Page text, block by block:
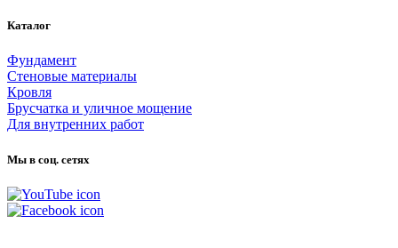
Каталог
Фундамент
Стеновые материалы
Кровля
Брусчатка и уличное мощение
Для внутренних работ
Мы в соц. сетях